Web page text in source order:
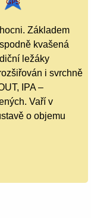
Základem
kvašená
ležáky
i svrchně
IPA –
Vaří v
o objemu